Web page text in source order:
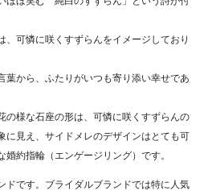
、可憐に咲くすずらんをイメージしており
葉から、ふたりがいつも寄り添い幸せであ
の様な石座の形は、可憐に咲くすずらんの
に見え、サイドメレのデザインはとても可
約指輪（エンゲージリング）です。
ドです。ブライダルブランドでは特に人気